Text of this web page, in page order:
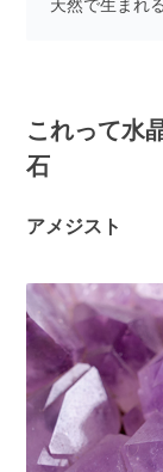
天然で生まれ
これって水
石
アメジスト